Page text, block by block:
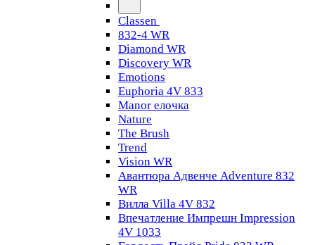
Classen
832-4 WR
Diamond WR
Discovery WR
Emotions
Euphoria 4V 833
Manor елочка
Nature
The Brush
Trend
Vision WR
Авантюра Адвенче Adventure 832
WR
Вилла Villa 4V 832
Впечатление Импрешн Impression
4V 1033